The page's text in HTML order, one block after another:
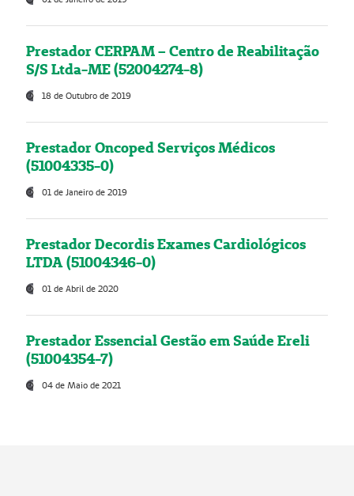
Prestador CERPAM – Centro de Reabilitação
S/S Ltda-ME (52004274-8)
18 de Outubro de 2019
Prestador Oncoped Serviços Médicos
(51004335-0)
01 de Janeiro de 2019
Prestador Decordis Exames Cardiológicos
LTDA (51004346-0)
01 de Abril de 2020
Prestador Essencial Gestão em Saúde Ereli
(51004354-7)
04 de Maio de 2021